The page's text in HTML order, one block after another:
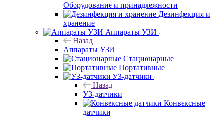
Оборудование и принадлежности
Дезинфекция и
хранение
Аппараты УЗИ
Назад
Аппараты УЗИ
Стационарные
Портативные
УЗ-датчики
Назад
УЗ-датчики
Конвексные
датчики